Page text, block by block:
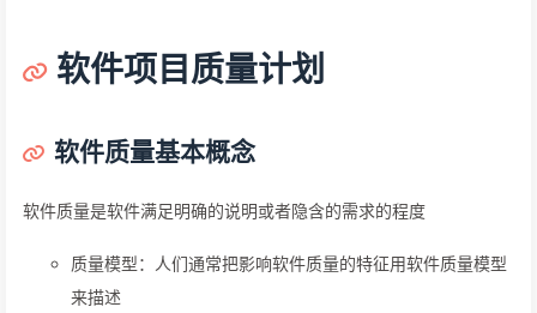
软件项目质量计划
软件质量基本概念
软件质量是软件满足明确的说明或者隐含的需求的程度
质量模型：人们通常把影响软件质量的特征用软件质量模型
来描述